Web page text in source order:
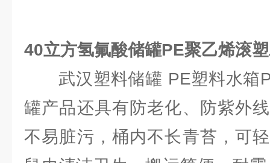
40立方氢氟酸储罐PE聚乙烯滚
武汉塑料储罐 PE塑料水箱
罐产品还具有防老化、防紫外
不易脏污，桶内不长青苔，可